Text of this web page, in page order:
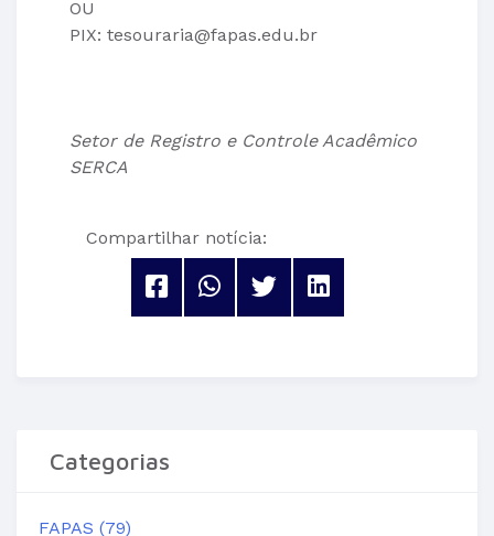
OU
PIX: tesouraria@fapas.edu.br
Setor de Registro e Controle Acadêmico
SERCA
Compartilhar notícia:
Categorias
FAPAS (79)